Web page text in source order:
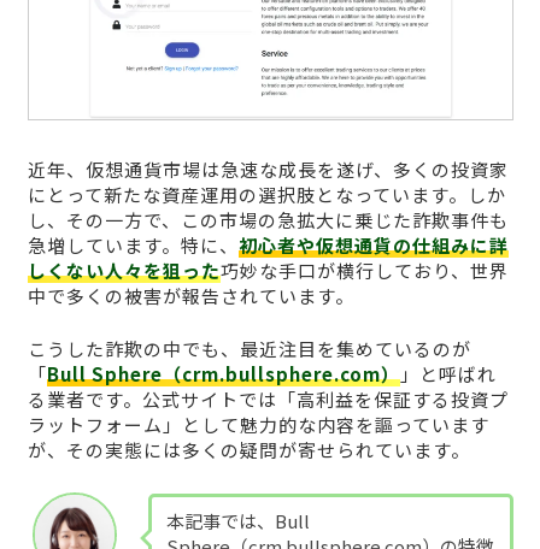
近年、仮想通貨市場は急速な成長を遂げ、多くの投資家
にとって新たな資産運用の選択肢となっています。しか
し、その一方で、この市場の急拡大に乗じた詐欺事件も
急増しています。特に、 初心者や仮想通貨の仕組みに詳
しくない人々を狙った巧妙な手口が横行しており、世界
中で多くの被害が報告されています。
こうした詐欺の中でも、最近注目を集めているのが
「Bull Sphere（crm.bullsphere.com）」と呼ばれ
る業者です。公式サイトでは「高利益を保証する投資プ
ラットフォーム」として魅力的な内容を謳っています
が、その実態には多くの疑問が寄せられています。
本記事では、Bull